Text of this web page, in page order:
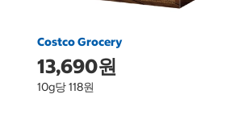
Costco Grocery
13,690원
10g당 118원